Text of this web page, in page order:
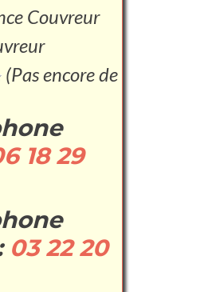
Couvreur
(Pas encore de
18 29
03 22 20